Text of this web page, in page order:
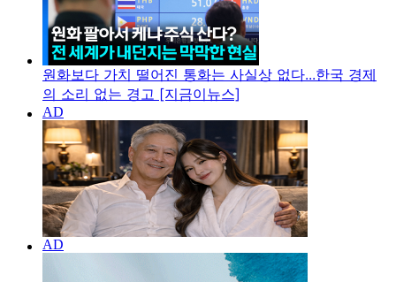
원화보다 가치 떨어진 통화는 사실상 없다...한국 경제
의 소리 없는 경고 [지금이뉴스]